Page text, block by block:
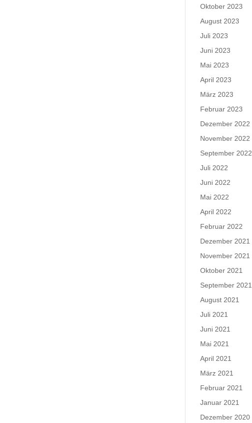
Oktober 2023
August 2023
Juli 2023
Juni 2023
Mai 2023
April 2023
März 2023
Februar 2023
Dezember 2022
November 2022
September 2022
Juli 2022
Juni 2022
Mai 2022
April 2022
Februar 2022
Dezember 2021
November 2021
Oktober 2021
September 2021
August 2021
Juli 2021
Juni 2021
Mai 2021
April 2021
März 2021
Februar 2021
Januar 2021
Dezember 2020